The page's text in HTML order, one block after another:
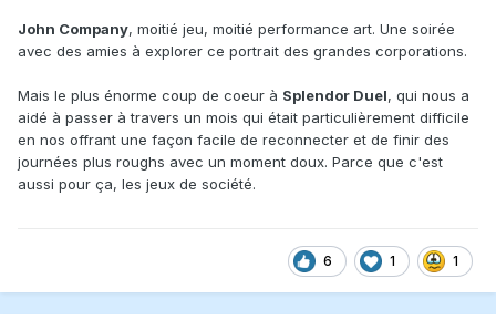
John Company, moitié jeu, moitié performance art. Une soirée
avec des amies à explorer ce portrait des grandes corporations.
Mais le plus énorme coup de coeur à Splendor Duel, qui nous a
aidé à passer à travers un mois qui était particulièrement difficile
en nos offrant une façon facile de reconnecter et de finir des
journées plus roughs avec un moment doux. Parce que c'est
aussi pour ça, les jeux de société.
6 1 1